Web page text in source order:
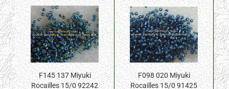
F145 137 Miyuki
Rocailles 15/0 92242
F098 020 Miyuki
Rocailles 15/0 91425